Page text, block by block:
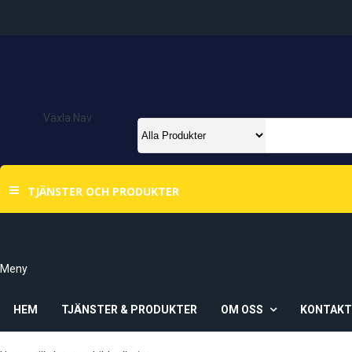
Växla Nav
TJÄNSTER OCH PRODUKTER
Meny
HEM TJÄNSTER & PRODUKTER OM OSS KONTAKT